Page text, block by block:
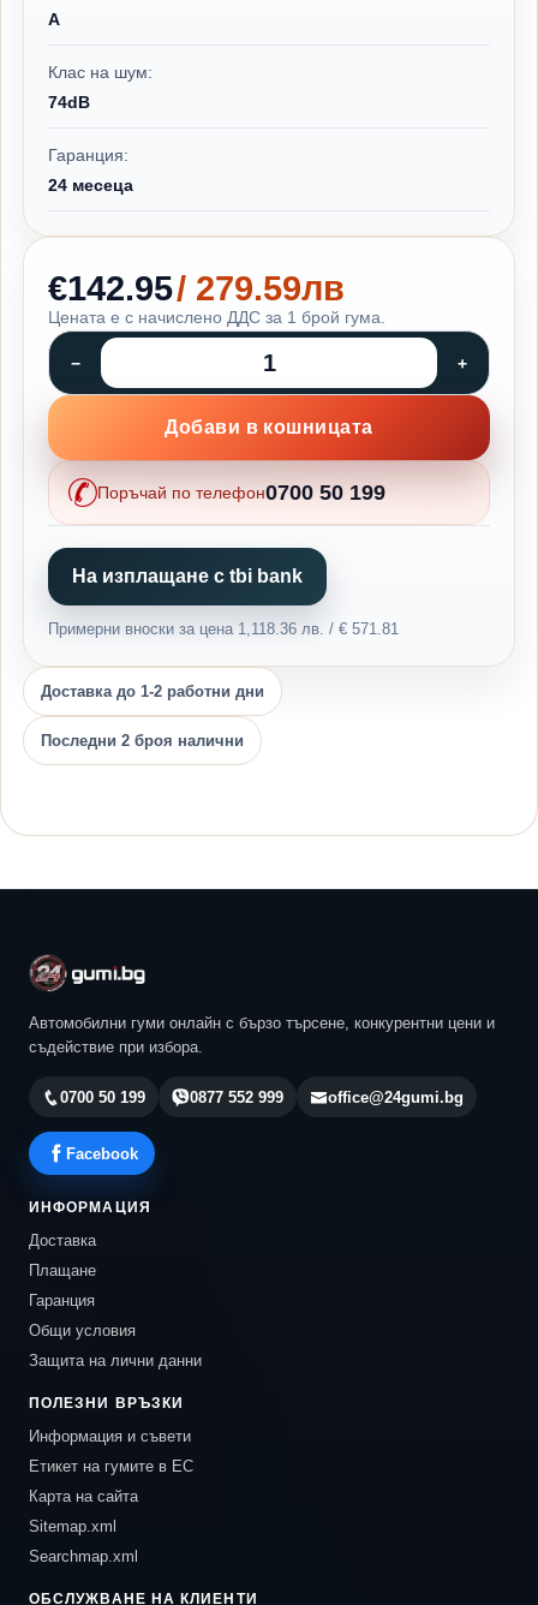
A
Клас на шум:
74dB
Гаранция:
24 месеца
€142.95/ 279.59лв
Цената е с начислено ДДС за 1 брой гума.
Добави в кошницата
Поръчай по телефон0700 50 199
На изплащане с tbi bank
Примерни вноски за цена 1,118.36 лв. / € 571.81
Доставка до 1-2 работни дни
Последни 2 броя налични
Автомобилни гуми онлайн с бързо търсене, конкурентни цени и
съдействие при избора.
0700 50 199 0877 552 999 office@24gumi.bg
Facebook
ИНФОРМАЦИЯ
Доставка
Плащане
Гаранция
Общи условия
Защита на лични данни
ПОЛЕЗНИ ВРЪЗКИ
Информация и съвети
Етикет на гумите в ЕС
Карта на сайта
Sitemap.xml
Searchmap.xml
ОБСЛУЖВАНЕ НА КЛИЕНТИ